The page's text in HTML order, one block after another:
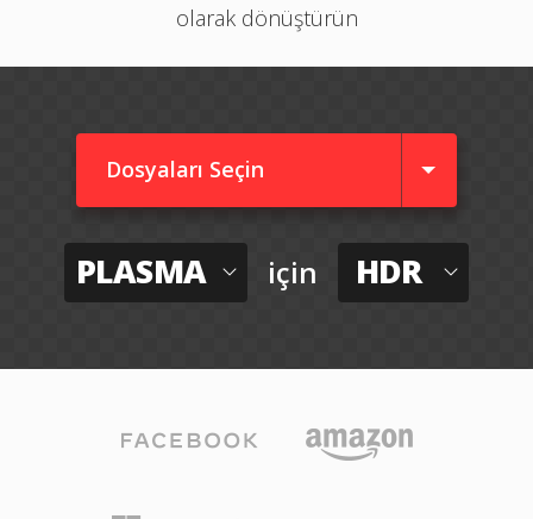
olarak dönüştürün
Dosyaları Seçin
PLASMA için HDR